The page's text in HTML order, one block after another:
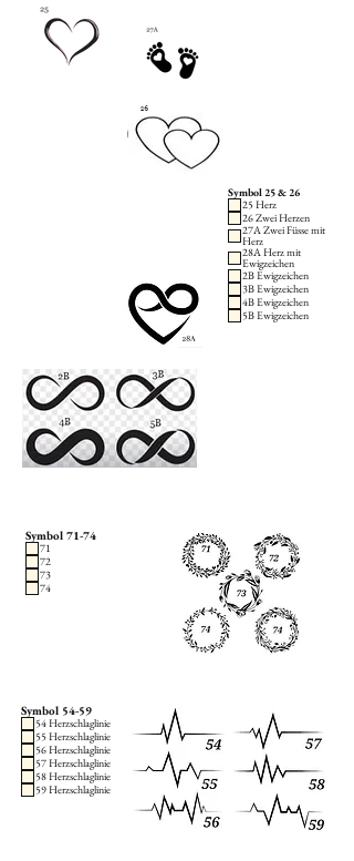
Symbol 25 & 26
25 Herz
26 Zwei Herzen
27A Zwei Füsse mit
Herz
28A Herz mit
Ewigzeichen
2B Ewigzeichen
3B Ewigzeichen
4B Ewigzeichen
5B Ewigzeichen
Symbol 71-74
71
72
73
74
Symbol 54-59
54 Herzschlaglinie
55 Herzschlaglinie
56 Herzschlaglinie
57 Herzschlaglinie
58 Herzschlaglinie
59 Herzschlaglinie